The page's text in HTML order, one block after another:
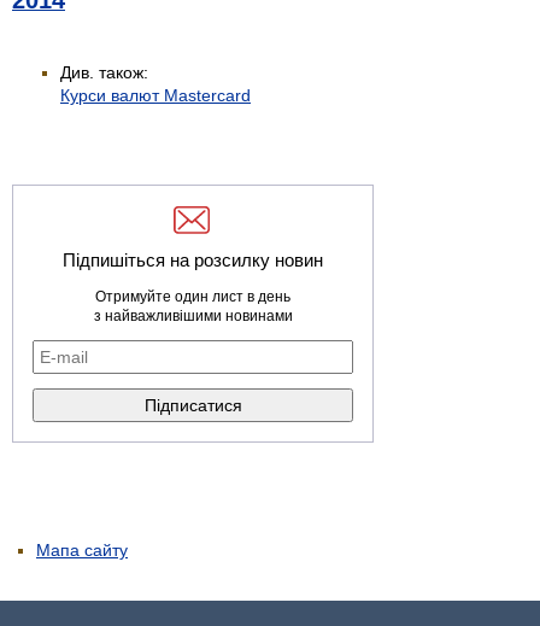
Див. також:
Курси валют Mastercard
Підпишіться на розсилку новин
Отримуйте один лист в день
з найважливішими новинами
Мапа сайту